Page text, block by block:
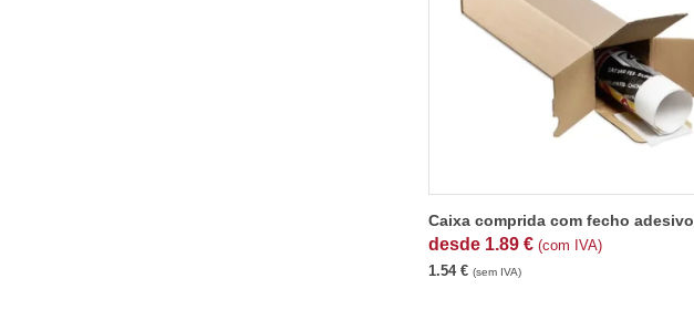
Caixa comprida com fecho adesivo
desde 1.89 € (com IVA)
1.54 € (sem IVA)